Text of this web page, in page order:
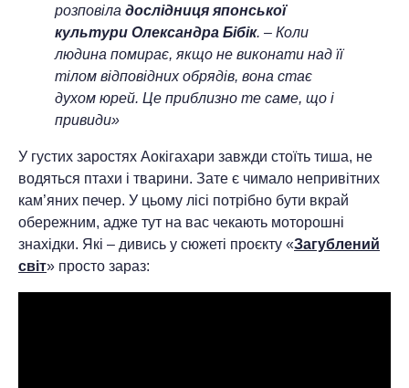
розповіла дослідниця японської
культури Олександра Бібік. – Коли
людина помирає, якщо не виконати над її
тілом відповідних обрядів, вона стає
духом юрей. Це приблизно те саме, що і
привиди»
У густих заростях Аокігахари завжди стоїть тиша, не
водяться птахи і тварини. Зате є чимало непривітних
кам’яних печер. У цьому лісі потрібно бути вкрай
обережним, адже тут на вас чекають моторошні
знахідки. Які – дивись у сюжеті проєкту «Загублений
світ» просто зараз: